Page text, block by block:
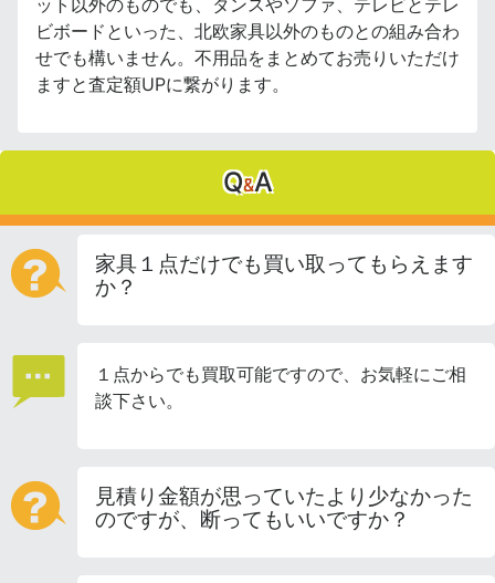
ット以外のものでも、タンスやソファ、テレビとテレ
ビボードといった、北欧家具以外のものとの組み合わ
せでも構いません。不用品をまとめてお売りいただけ
ますと査定額UPに繋がります。
Q&A
家具１点だけでも買い取ってもらえます
か？
１点からでも買取可能ですので、お気軽にご相
談下さい。
見積り金額が思っていたより少なかった
のですが、断ってもいいですか？